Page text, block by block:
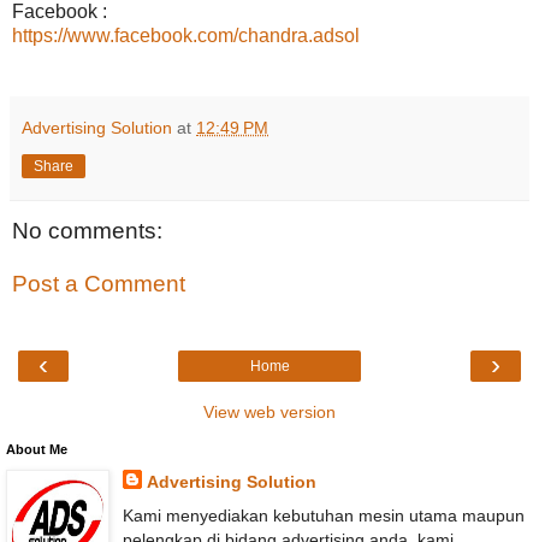
Facebook :
https://www.facebook.com/chandra.adsol
Advertising Solution at 12:49 PM
Share
No comments:
Post a Comment
‹ ›
Home
View web version
About Me
Advertising Solution
Kami menyediakan kebutuhan mesin utama maupun